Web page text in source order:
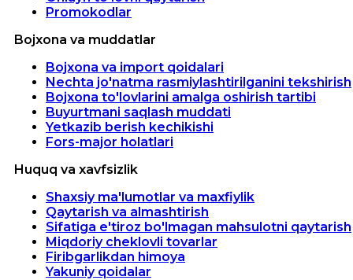
Promokodlar
Bojxona va muddatlar
Bojxona va import qoidalari
Nechta jo'natma rasmiylashtirilganini tekshirish
Bojxona to'lovlarini amalga oshirish tartibi
Buyurtmani saqlash muddati
Yetkazib berish kechikishi
Fors-major holatlari
Huquq va xavfsizlik
Shaxsiy ma'lumotlar va maxfiylik
Qaytarish va almashtirish
Sifatiga e'tiroz bo'lmagan mahsulotni qaytarish
Miqdoriy cheklovli tovarlar
Firibgarlikdan himoya
Yakuniy qoidalar